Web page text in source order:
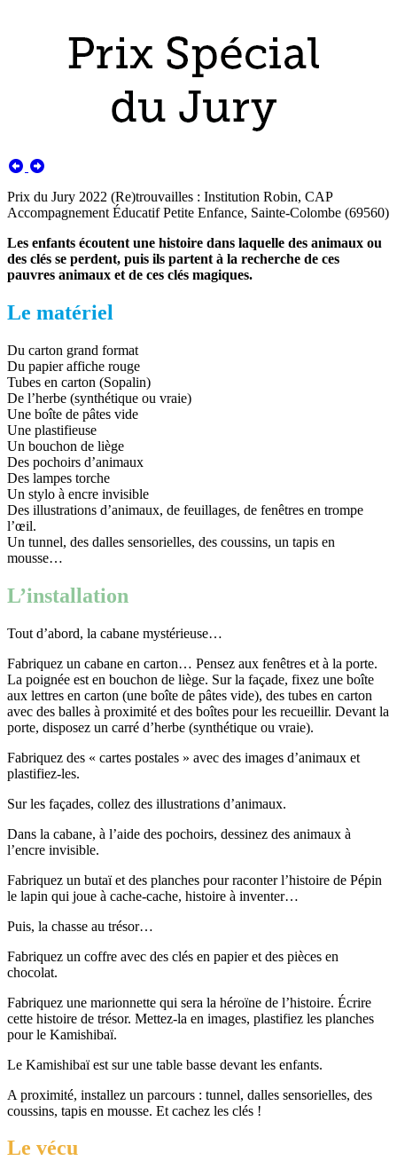
Prix du Jury 2022 (Re)trouvailles : Institution Robin, CAP
Accompagnement Éducatif Petite Enfance, Sainte-Colombe (69560)
Les enfants écoutent une histoire dans laquelle des animaux ou
des clés se perdent, puis ils partent à la recherche de ces
pauvres animaux et de ces clés magiques.
Le matériel
Du carton grand format
Du papier affiche rouge
Tubes en carton (Sopalin)
De l’herbe (synthétique ou vraie)
Une boîte de pâtes vide
Une plastifieuse
Un bouchon de liège
Des pochoirs d’animaux
Des lampes torche
Un stylo à encre invisible
Des illustrations d’animaux, de feuillages, de fenêtres en trompe
l’œil.
Un tunnel, des dalles sensorielles, des coussins, un tapis en
mousse…
L’installation
Tout d’abord, la cabane mystérieuse…
Fabriquez un cabane en carton… Pensez aux fenêtres et à la porte.
La poignée est en bouchon de liège. Sur la façade, fixez une boîte
aux lettres en carton (une boîte de pâtes vide), des tubes en carton
avec des balles à proximité et des boîtes pour les recueillir. Devant la
porte, disposez un carré d’herbe (synthétique ou vraie).
Fabriquez des « cartes postales » avec des images d’animaux et
plastifiez-les.
Sur les façades, collez des illustrations d’animaux.
Dans la cabane, à l’aide des pochoirs, dessinez des animaux à
l’encre invisible.
Fabriquez un butaï et des planches pour raconter l’histoire de Pépin
le lapin qui joue à cache-cache, histoire à inventer…
Puis, la chasse au trésor…
Fabriquez un coffre avec des clés en papier et des pièces en
chocolat.
Fabriquez une marionnette qui sera la héroïne de l’histoire. Écrire
cette histoire de trésor. Mettez-la en images, plastifiez les planches
pour le Kamishibaï.
Le Kamishibaï est sur une table basse devant les enfants.
A proximité, installez un parcours : tunnel, dalles sensorielles, des
coussins, tapis en mousse. Et cachez les clés !
Le vécu